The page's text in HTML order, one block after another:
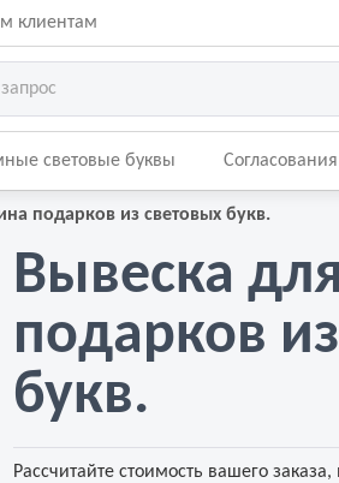
клиентам
световые буквы
подарков из световых букв.
Вывеска
подарков
букв.
Рассчитайте стоимость вашего